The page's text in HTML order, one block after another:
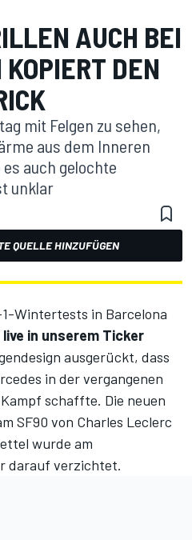
AUCH BEI
DEN
mit Felgen zu sehen,
aus dem Inneren
auch gelochte
unklar
QUELLE HINZUFÜGEN
Wintertests in Barcelona
in unserem Ticker
ausgerückt, dass
in der vergangenen
schaffte. Die neuen
SF90 von Charles Leclerc
wurde am
darauf verzichtet.